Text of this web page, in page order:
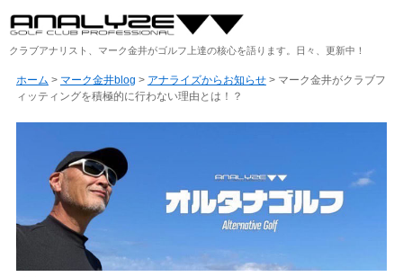
クラブアナリスト、マーク金井がゴルフ上達の核心を語ります。日々、更新中！
ホーム > マーク金井blog > アナライズからお知らせ> マーク金井がクラブフ
ィッティングを積極的に行わない理由とは！？